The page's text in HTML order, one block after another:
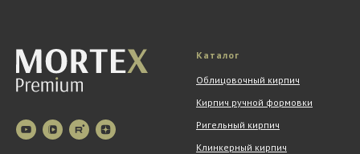
Каталог
Облицовочный кирпич
Кирпич ручной формовки
Ригельный кирпич
Клинкерный кирпич